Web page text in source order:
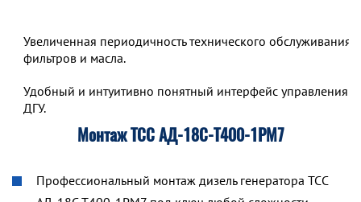
Увеличенная периодичность технического обслуживания,
фильтров и масла.
Удобный и интуитивно понятный интерфейс управления
ДГУ.
Монтаж ТСС АД-18С-Т400-1РМ7
Профессиональный монтаж дизель генератора ТСС